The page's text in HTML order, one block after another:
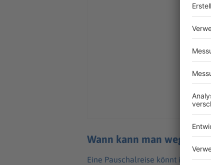
Wann kann man wegen
Eine Pauschal­reise könnt ihr